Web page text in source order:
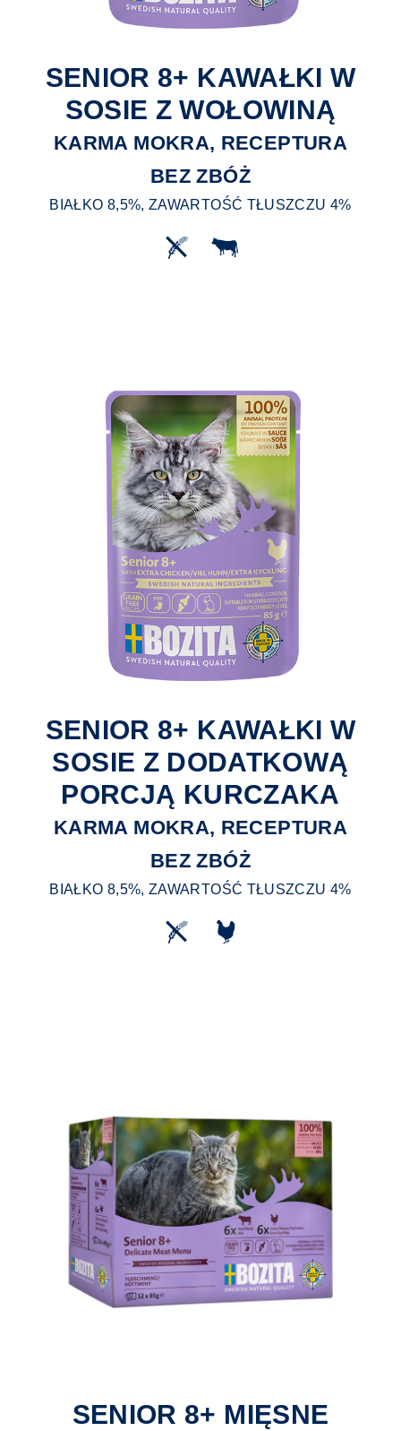
SENIOR 8+ KAWAŁKI W
SOSIE Z WOŁOWINĄ
KARMA MOKRA, RECEPTURA
BEZ ZBÓŻ
BIAŁKO 8,5%, ZAWARTOŚĆ TŁUSZCZU 4%
SENIOR 8+ KAWAŁKI W
SOSIE Z DODATKOWĄ
PORCJĄ KURCZAKA
KARMA MOKRA, RECEPTURA
BEZ ZBÓŻ
BIAŁKO 8,5%, ZAWARTOŚĆ TŁUSZCZU 4%
SENIOR 8+ MIĘSNE